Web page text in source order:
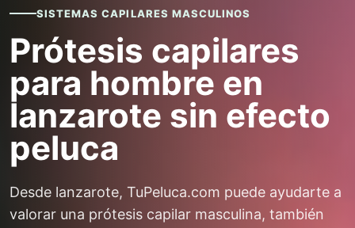
SISTEMAS CAPILARES MASCULINOS
Prótesis capilares
para hombre en
lanzarote sin efecto
peluca
Desde lanzarote, TuPeluca.com puede ayudarte a
valorar una prótesis capilar masculina, también